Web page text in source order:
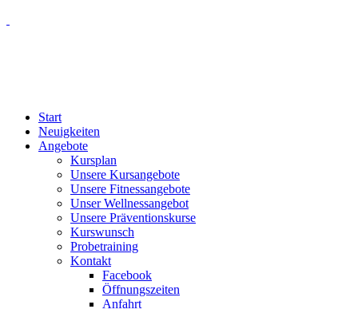
Start
Neuigkeiten
Angebote
Kursplan
Unsere Kursangebote
Unsere Fitnessangebote
Unser Wellnessangebot
Unsere Präventionskurse
Kurswunsch
Probetraining
Kontakt
Facebook
Öffnungszeiten
Anfahrt